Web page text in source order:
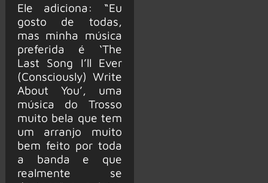
Ele adiciona: “Eu
gosto de todas,
mas minha música
preferida é ‘The
Last Song I’ll Ever
(Consciously) Write
About You’, uma
música do Trosso
muito bela que tem
um arranjo muito
bem feito por toda
a banda e que
realmente se